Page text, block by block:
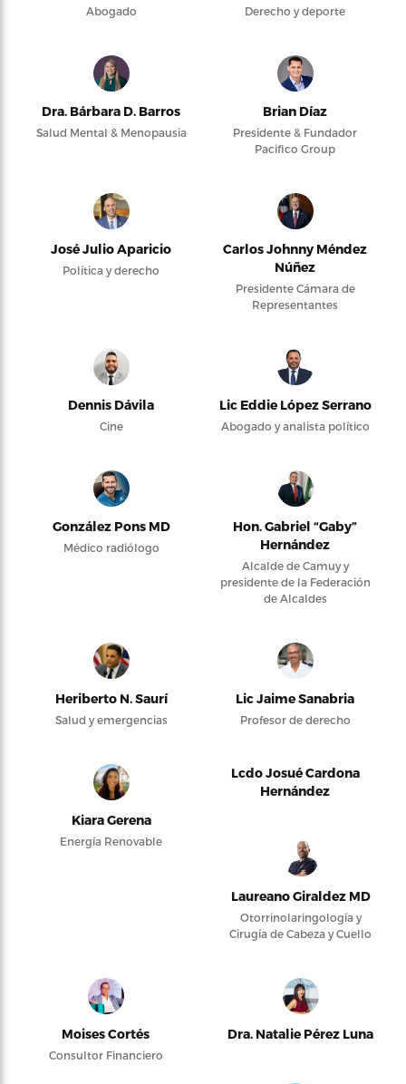
Abogado Derecho y deporte
Dra. Bárbara D. Barros
Salud Mental & Menopausia
Brian Díaz
Presidente & Fundador
Pacifico Group
José Julio Aparicio
Política y derecho
Carlos Johnny Méndez
Núñez
Presidente Cámara de
Representantes
Dennis Dávila
Cine
Lic Eddie López Serrano
Abogado y analista político
González Pons MD
Médico radiólogo
Hon. Gabriel “Gaby”
Hernández
Alcalde de Camuy y
presidente de la Federación
de Alcaldes
Heriberto N. Saurí
Salud y emergencias
Lic Jaime Sanabria
Profesor de derecho
Kiara Gerena
Energía Renovable
Lcdo Josué Cardona
Hernández
Laureano Giraldez MD
Otorrinolaringología y
Cirugía de Cabeza y Cuello
Moises Cortés
Consultor Financiero
Dra. Natalie Pérez Luna